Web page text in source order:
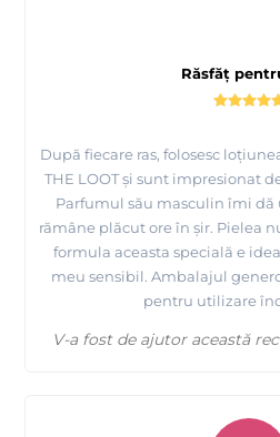
Răsfăț
După fiecare ras, folosesc
THE LOOT și sunt impresionat
Parfumul său masculin îmi dă
rămâne plăcut ore în șir. Pielea
formula aceasta specială e
meu sensibil. Ambalajul
pentru utilizare
V-a fost de ajutor această